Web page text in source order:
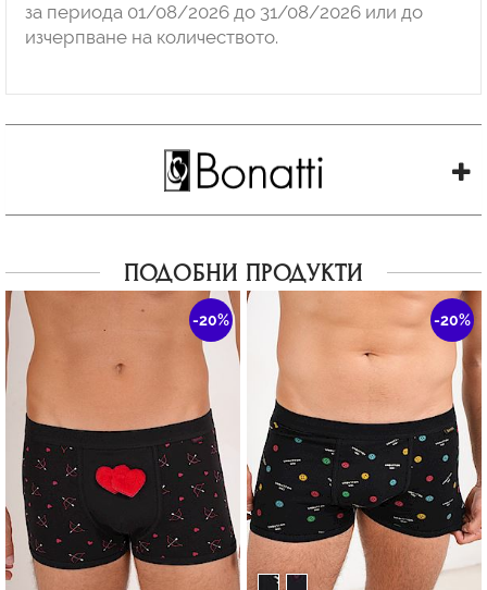
за периода 01/08/2026 до 31/08/2026 или до
изчерпване на количеството.
ПОДОБНИ ПРОДУКТИ
-20% -20%